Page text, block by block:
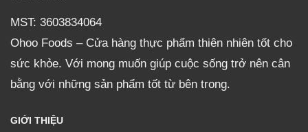
MST: 3603834064
Ohoo Foods – Cửa hàng thực phẩm thiên nhiên tốt cho
sức khỏe. Với mong muốn giúp cuộc sống trở nên cân
bằng với những sản phẩm tốt từ bên trong.
GIỚI THIỆU